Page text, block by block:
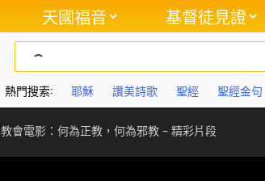
天國福音 基督徒見證
熱門搜索: 耶穌 讚美詩歌 聖經 聖經金句
教會電影：何為正教，何為邪教 – 精彩片段